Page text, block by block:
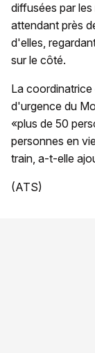
diffusées par
attendant près
d'elles,
sur le côté.
La
d'urgence du
«plus de 50
personnes en
train, a-t-elle
(ATS)